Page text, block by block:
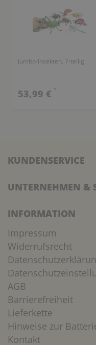
Jumbo-Insekten, 7-teilig
53,99 € *
KUNDENSERVICE
UNTERNEHMEN &
INFORMATION
Impressum
Widerrufsrecht
AGB
Barrierefreiheit
Lieferkette
Hinweise zur
Kontakt